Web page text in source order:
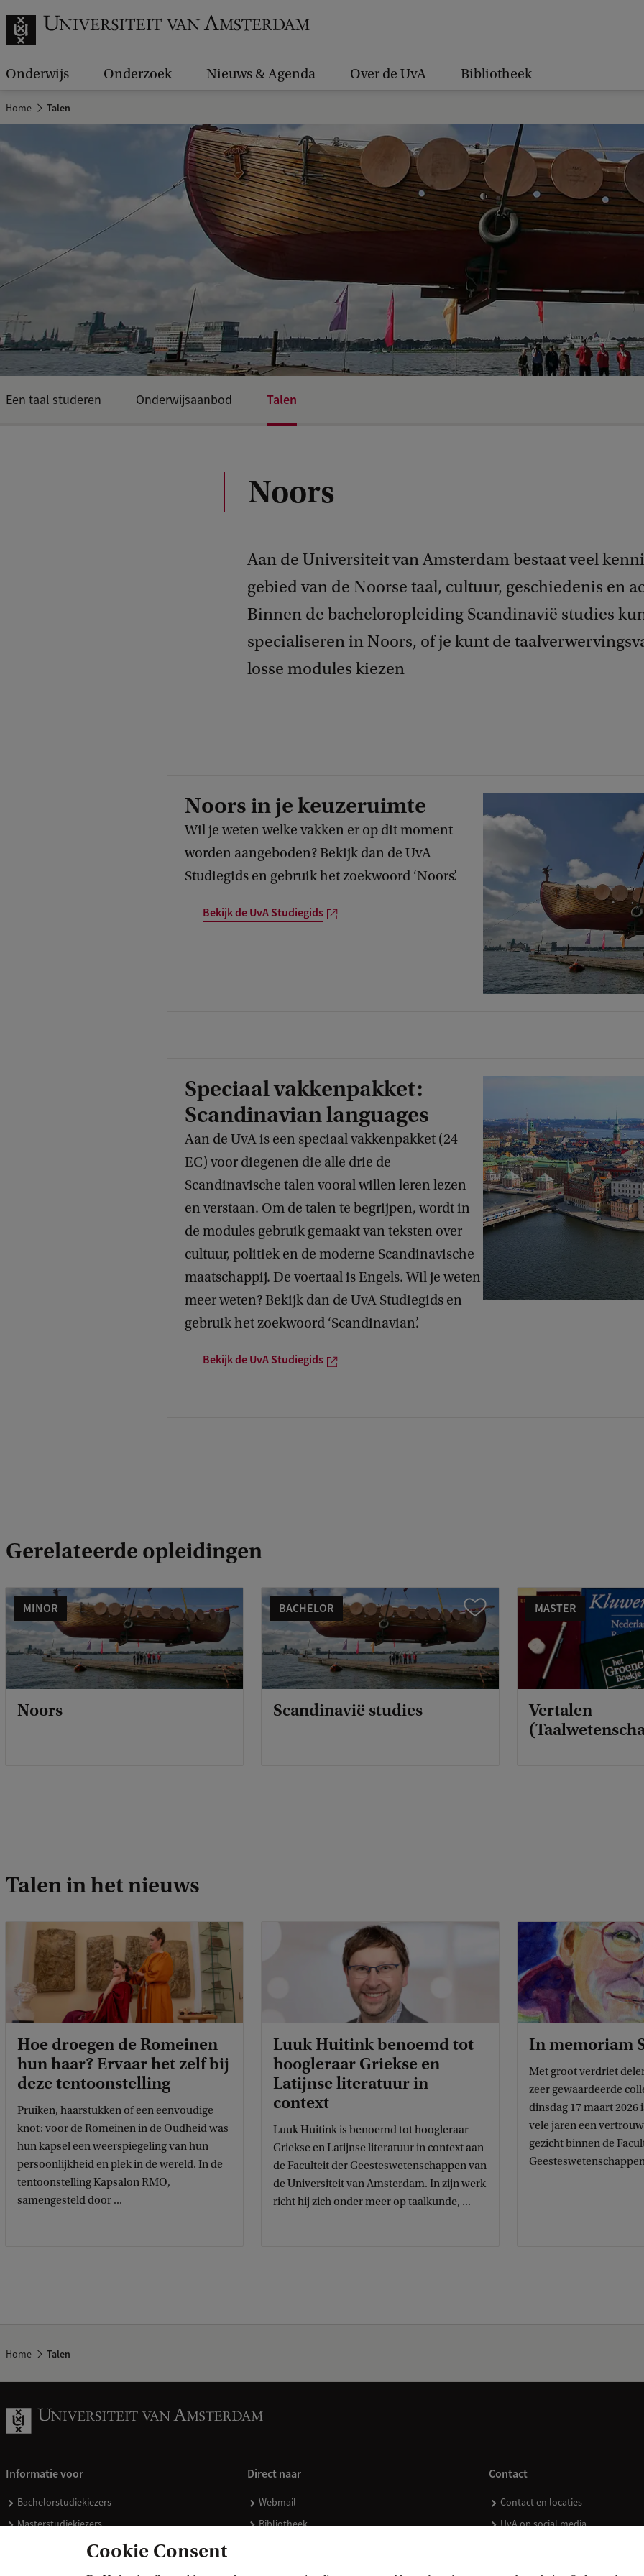
Onderwijs Onderzoek Nieuws & Agenda Over de UvA Bibliotheek
Home Talen
Noors
Aan de Universiteit van Amsterdam bestaat veel
gebied van de Noorse taal, cultuur, geschiedenis en
Binnen de bacheloropleiding Scandinavië studies
specialiseren in Noors, of je kunt de
losse modules kiezen
Een taal studeren Onderwijsaanbod Talen
Noors in je keuzeruimte
Wil je weten welke vakken er op dit moment
worden aangeboden? Bekijk dan de UvA
Studiegids en gebruik het zoekwoord ‘Noors’.
Bekijk de UvA Studiegids
Speciaal vakkenpakket:
Scandinavian languages
Aan de UvA is een speciaal vakkenpakket (24
EC) voor diegenen die alle drie de
Scandinavische talen vooral willen leren lezen
en verstaan. Om de talen te begrijpen, wordt in
de modules gebruik gemaakt van teksten over
cultuur, politiek en de moderne Scandinavische
maatschappij. De voertaal is Engels. Wil je weten
meer weten? Bekijk dan de UvA Studiegids en
gebruik het zoekwoord ‘Scandinavian’.
Bekijk de UvA Studiegids
Gerelateerde opleidingen
MINOR
Noors
Vergelijk
BACHELOR
Scandinavië studies
MASTER
Vertalen
Talen in het nieuws
Hoe droegen de Romeinen
hun haar? Ervaar het zelf bij
deze tentoonstelling
Pruiken, haarstukken of een eenvoudige
knot: voor de Romeinen in de Oudheid was
hun kapsel een weerspiegeling van hun
persoonlijkheid en plek in de wereld. In de
tentoonstelling Kapsalon RMO,
samengesteld door ...
Luuk Huitink benoemd tot
hoogleraar Griekse en
Latijnse literatuur in
context
Luuk Huitink is benoemd tot hoogleraar
Griekse en Latijnse literatuur in context aan
de Faculteit der Geesteswetenschappen van
de Universiteit van Amsterdam. In zijn werk
richt hij zich onder meer op taalkunde, ...
In memoriam
Met groot verdriet
zeer gewaardeerde
dinsdag 17 maart 2026
vele jaren een
gezicht binnen de
Home Talen
Informatie voor
Bachelorstudiekiezers
Masterstudiekiezers
Direct naar
Webmail
Bibliotheek
Contact
Contact en locaties
UvA op social media
Cookie Consent